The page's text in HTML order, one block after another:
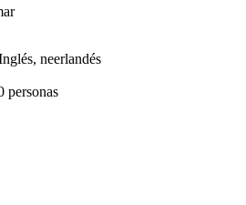
neerlandés
personas